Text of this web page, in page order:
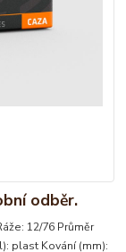
odběr.
12/76 Průměr
plast Kování (mm):